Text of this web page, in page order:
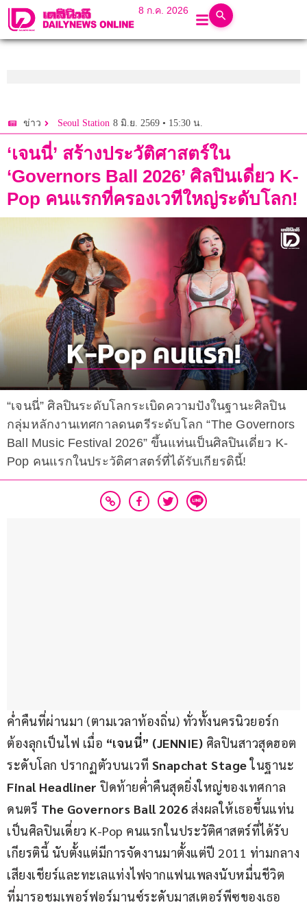
8 ก.ค. 2026
ข่าว Seoul Station 8 มิ.ย. 2569 • 15:30 น.
‘เจนนี่’ สร้างประวัติศาสตร์ใน
‘Governors Ball 2026’ ศิลปินเดี่ยว K-
Pop คนแรกที่ครองเวทีใหญ่ระดับโลก!
“เจนนี่” ศิลปินระดับโลกระเบิดความปังในฐานะศิลปิน
กลุ่มหลักงานเทศกาลดนตรีระดับโลก “The Governors
Ball Music Festival 2026” ขึ้นแท่นเป็นศิลปินเดี่ยว K-
Pop คนแรกในประวัติศาสตร์ที่ได้รับเกียรตินี้!
ค่ำคืนที่ผ่านมา (ตามเวลาท้องถิ่น) ทั่วทั้งนครนิวยอร์ก
ต้องลุกเป็นไฟ เมื่อ “เจนนี่” (JENNIE) ศิลปินสาวสุดฮอต
ระดับโลก ปรากฏตัวบนเวที Snapchat Stage ในฐานะ
Final Headliner ปิดท้ายค่ำคืนสุดยิ่งใหญ่ของเทศกาล
ดนตรี The Governors Ball 2026 ส่งผลให้เธอขึ้นแท่น
เป็นศิลปินเดี่ยว K-Pop คนแรกในประวัติศาสตร์ที่ได้รับ
เกียรตินี้ นับตั้งแต่มีการจัดงานมาตั้งแต่ปี 2011 ท่ามกลาง
เสียงเชียร์และทะเลแท่งไฟจากแฟนเพลงนับหมื่นชีวิต
ที่มารอชมเพอร์ฟอร์มานซ์ระดับมาสเตอร์พีซของเธอ